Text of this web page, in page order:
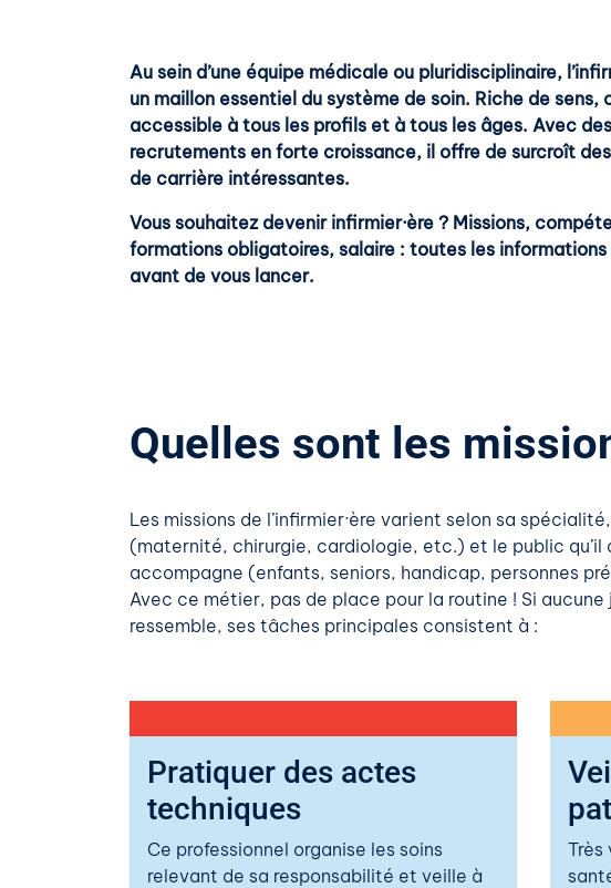
Au sein d’une équipe médicale ou pluridisciplinaire,
un maillon essentiel du système de soin. Riche de sens,
accessible à tous les profils et à tous les âges. Avec des
recrutements en forte croissance, il offre de surcroît
de carrière intéressantes.
Vous souhaitez devenir infirmier·ère ? Missions,
formations obligatoires, salaire : toutes les
avant de vous lancer.
Quelles sont les
Les missions de l’infirmier·ère varient selon sa
(maternité, chirurgie, cardiologie, etc.) et le public qu’il
accompagne (enfants, seniors, handicap, personnes
Avec ce métier, pas de place pour la routine ! Si aucune
ressemble, ses tâches principales consistent à :
Pratiquer des actes
techniques
Ce professionnel organise les soins
relevant de sa responsabilité et veille à
Très